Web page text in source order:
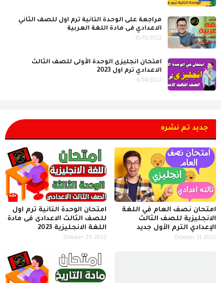
مراجعة على الوحدة التانية ترم اول للصف الثاني
الاعدادي فى مادة اللغة العربية
10/15/2022
امتحان انجليزى الوحدة الأولى للصف الثالث
الاعدادي ترم اول 2023
6/14/2022
جديد تم نشره
امتحان نصف العام في اللغة
الانجليزية للصف الثالث
الإعدادي الترم الأول جديد
October 31, 2022
امتحان الوحدة التانية ترم اول
للصف الثالث الاعدادى فى مادة
اللغة الانجليزية 2023
October 29, 2022